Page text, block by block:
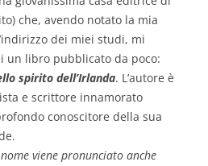
che, avendo notato la mia
dei miei studi, mi
un libro pubblicato da poco:
spirito dell’Irlanda. L’autore è
e scrittore innamorato
conoscitore della sua
viene pronunciato anche